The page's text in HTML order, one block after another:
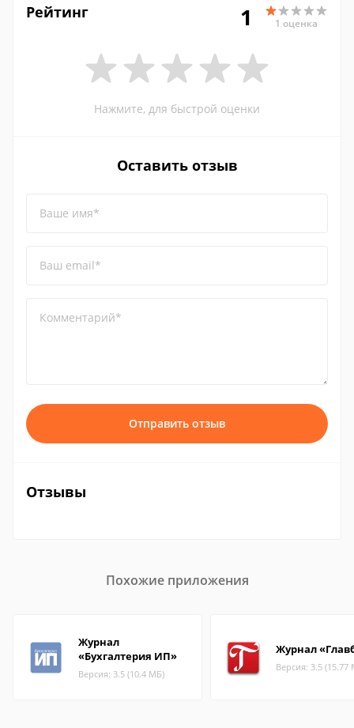
Рейтинг 1 1 оценка
Нажмите, для быстрой оценки
Оставить отзыв
Ваше имя*
Ваш email*
Комментарий*
Отправить отзыв
Отзывы
Похожие приложения
Журнал
«Бухгалтерия ИП»
Версия: 3.5 (10.4 МБ)
Журнал
Версия: 3.5 (15.77